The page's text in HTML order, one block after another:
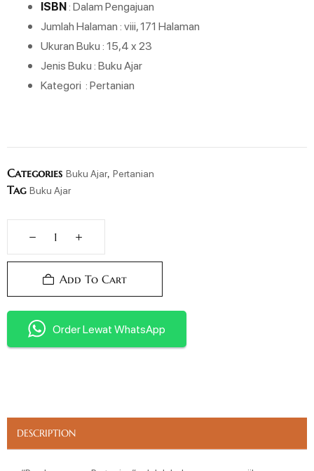
ISBN: Dalam Pengajuan
Jumlah Halaman : viii, 171 Halaman
Ukuran Buku : 15,4 x 23
Jenis Buku : Buku Ajar
Kategori : Pertanian
Categories Buku Ajar, Pertanian
Tag Buku Ajar
Add To Cart
Order Lewat WhatsApp
DESCRIPTION